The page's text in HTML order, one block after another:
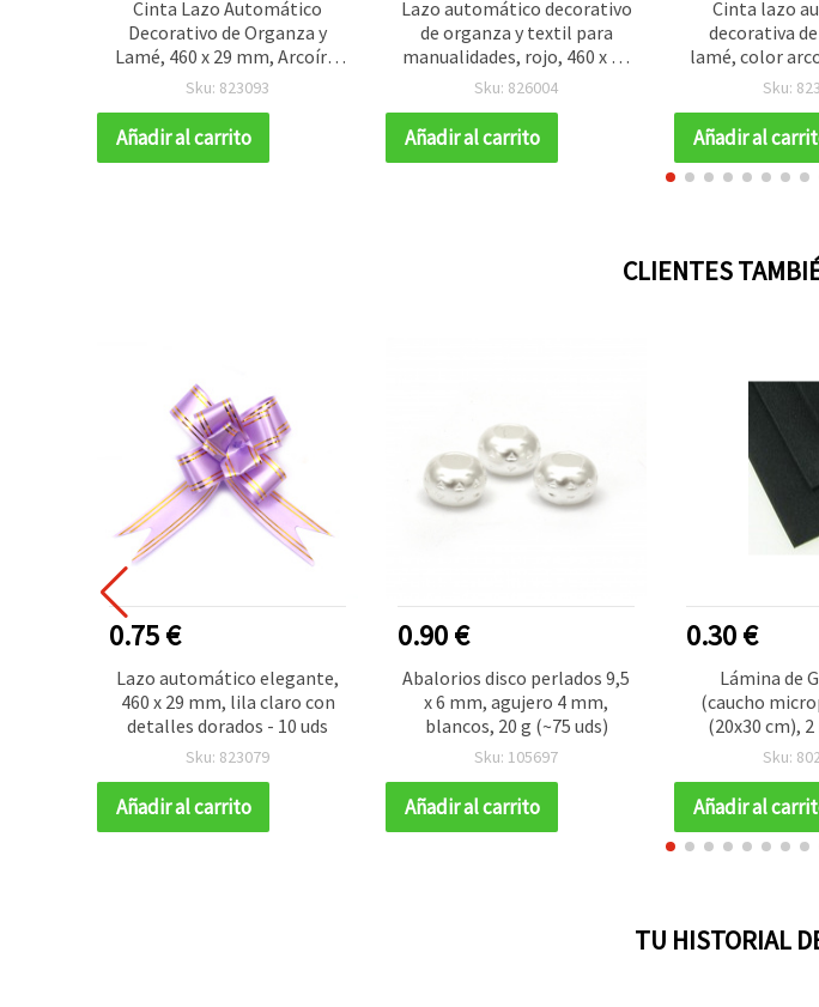
Cinta Lazo Automático
Decorativo de Organza y
Lamé, 460 x 29 mm, Arcoíris
Verde Claro, Pack de 10
Sku: 823093
Añadir al carrito
Lazo automático decorativo
de organza y textil para
manualidades, rojo, 460 x 29
mm - 10 uds
Sku: 826004
Añadir al carrito
Cinta lazo
decorativa
lamé, color
460 x 29 mm -
Sku:
Añadir al
CLIENTES
0.75 €
Lazo automático elegante,
460 x 29 mm, lila claro con
detalles dorados - 10 uds
Sku: 823079
Añadir al carrito
0.90 €
Abalorios disco perlados 9,5
x 6 mm, agujero 4 mm,
blancos, 20 g (~75 uds)
Sku: 105697
Añadir al carrito
0.30 €
Lámina de
(caucho
(20x30 cm),
Sku:
Añadir al
TU HISTORIAL